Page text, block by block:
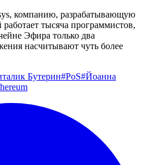
компанию, разрабатывающую
тысяча программистов,
Эфира только два
насчитывают чуть более
Бутерин#PoS#Йоанна